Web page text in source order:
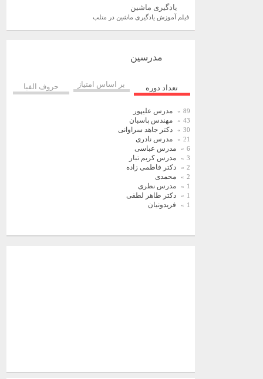
یادگیری ماشین
فیلم آموزش یادگیری ماشین در متلب
مدرسین
تعداد دوره بر اساس امتیاز حروف الفبا
89 مدرس علیپور
43 مهندس پاسبان
30 دکتر جاهد سراوانی
21 مدرس نادری
6 مدرس عباسی
3 مدرس کریم تبار
2 دکتر فاطمی زاده
2 محمدی
1 مدرس نظری
1 دکتر طاهر لطفی
1 فریدونیان